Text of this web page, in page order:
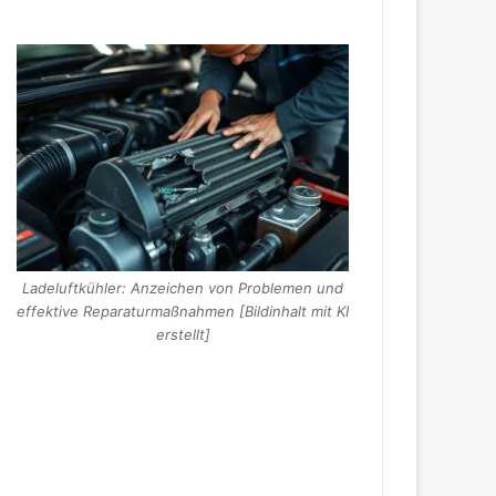
Ladeluftkühler: Anzeichen von Problemen und
effektive Reparaturmaßnahmen [Bildinhalt mit KI
erstellt]